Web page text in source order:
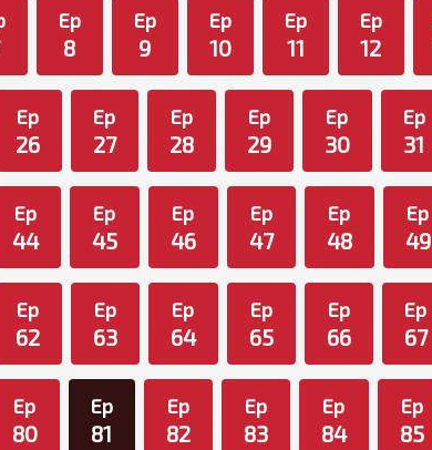
Ep
8
Ep
9
Ep
10
Ep
11
Ep
12
Ep
26
Ep
27
Ep
28
Ep
29
Ep
30
Ep
31
Ep
44
Ep
45
Ep
46
Ep
47
Ep
48
Ep
49
Ep
62
Ep
63
Ep
64
Ep
65
Ep
66
Ep
67
Ep
80
Ep
81
Ep
82
Ep
83
Ep
84
Ep
85